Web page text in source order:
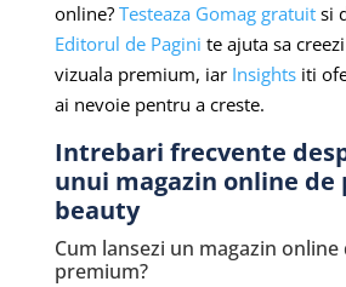
online? Testeaza Gomag gratuitsi
Editorul de Pagini te ajuta sa
vizuala premium, iar Insightsiti
ai nevoie pentru a creste.
Intrebari frecvente
unui magazin online de
beauty
Cum lansezi un magazin
premium?